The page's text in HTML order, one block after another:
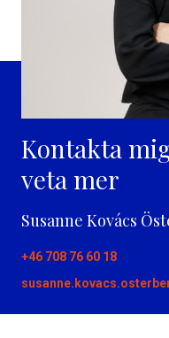
Kontakta
veta mer
Susanne Kovács
+46 708 76 60 18